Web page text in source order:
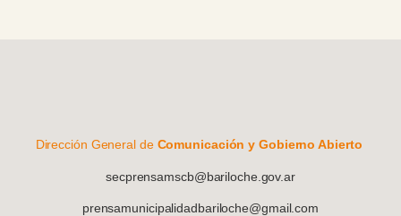
Dirección General de Comunicación y Gobierno Abierto
secprensamscb@bariloche.gov.ar
prensamunicipalidadbariloche@gmail.com